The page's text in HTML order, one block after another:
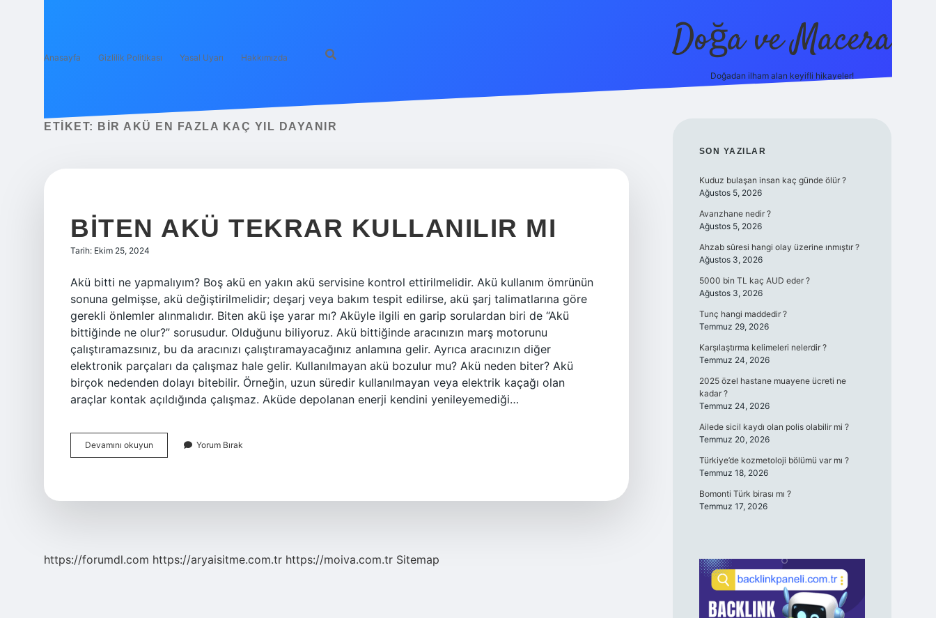
Anasayfa Gizlilik Politikası Yasal Uyarı Hakkımızda Doğa ve Macera
Doğadan ilham alan keyifli hikayeler!
ETIKET: BIR AKÜ EN FAZLA KAÇ YIL DAYANIR
BITEN AKÜ TEKRAR KULLANILIR MI
Tarih: Ekim 25, 2024
Akü bitti ne yapmalıyım? Boş akü en yakın akü servisine kontrol ettirilmelidir. Akü kullanım ömrünün
sonuna gelmişse, akü değiştirilmelidir; deşarj veya bakım tespit edilirse, akü şarj talimatlarına göre
gerekli önlemler alınmalıdır. Biten akü işe yarar mı? Aküyle ilgili en garip sorulardan biri de “Akü
bittiğinde ne olur?” sorusudur. Olduğunu biliyoruz. Akü bittiğinde aracınızın marş motorunu
çalıştıramazsınız, bu da aracınızı çalıştıramayacağınız anlamına gelir. Ayrıca aracınızın diğer
elektronik parçaları da çalışmaz hale gelir. Kullanılmayan akü bozulur mu? Akü neden biter? Akü
birçok nedenden dolayı bitebilir. Örneğin, uzun süredir kullanılmayan veya elektrik kaçağı olan
araçlar kontak açıldığında çalışmaz. Aküde depolanan enerji kendini yenileyemediği…
Devamını okuyun
Akü
Yorum Bırak
https://forumdl.com https://aryaisitme.com.tr https://moiva.com.tr Sitemap
SIDEBAR
SON YAZILAR
Kuduz bulaşan insan kaç günde ölür ?
Ağustos 5, 2026
Avarızhane nedir ?
Ağustos 5, 2026
Ahzab sûresi hangi olay üzerine ınmıştır ?
Ağustos 3, 2026
5000 bin TL kaç AUD eder ?
Ağustos 3, 2026
Tunç hangi maddedir ?
Temmuz 29, 2026
Karşılaştırma kelimeleri nelerdir ?
Temmuz 24, 2026
2025 özel hastane muayene ücreti ne
kadar ?
Temmuz 24, 2026
Ailede sicil kaydı olan polis olabilir mi ?
Temmuz 20, 2026
Türkiye’de kozmetoloji bölümü var mı ?
Temmuz 18, 2026
Bomonti Türk birası mı ?
Temmuz 17, 2026